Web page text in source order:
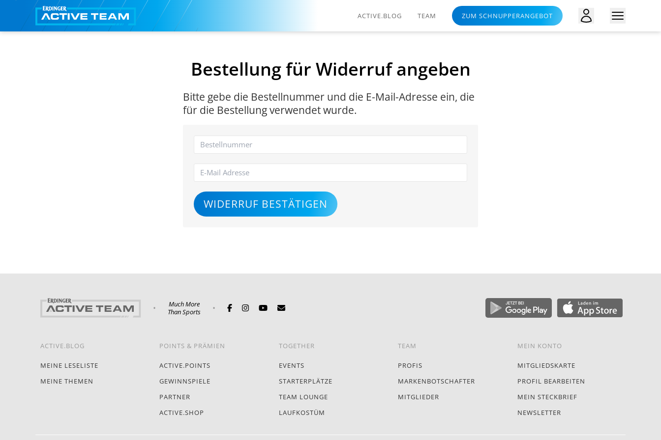
ACTIVE.BLOG TEAM ZUM SCHNUPPERANGEBOT
Bestellung für Widerruf angeben
Bitte gebe die Bestellnummer und die E-Mail-Adresse ein, die
für die Bestellung verwendet wurde.
WIDERRUF BESTÄTIGEN
•
Much More
Than Sports
•
ACTIVE.BLOG
MEINE LESELISTE
MEINE THEMEN
POINTS & PRÄMIEN
ACTIVE.POINTS
GEWINNSPIELE
PARTNER
ACTIVE.SHOP
TOGETHER
EVENTS
STARTERPLÄTZE
TEAM LOUNGE
LAUFKOSTÜM
TEAM
PROFIS
MARKENBOTSCHAFTER
MITGLIEDER
MEIN KONTO
MITGLIEDSKARTE
PROFIL BEARBEITEN
MEIN STECKBRIEF
NEWSLETTER